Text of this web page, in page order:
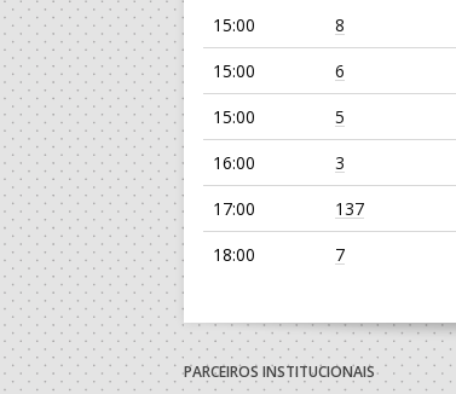
15:00 8
15:00
6
15:00
5
16:00
3
17:00
137
18:00
7
19:00 139
PARCEIROS INSTITUCIONAIS